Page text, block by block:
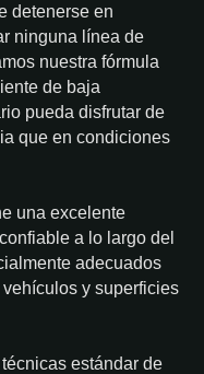
detenerse en
ninguna línea de
nuestra fórmula
de baja
pueda disfrutar de
que en condiciones
una excelente
a lo largo del
adecuados
y superficies
estándar de